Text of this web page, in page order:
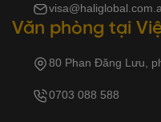
Văn phòng tại
80 Phan Đăng Lưu,
0703 088 588